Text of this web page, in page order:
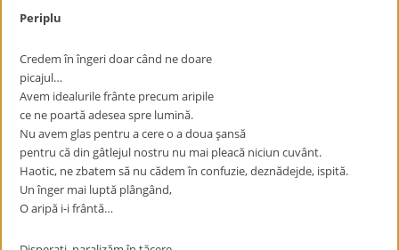
Periplu
Credem în îngeri doar când ne doare
picajul…
Avem idealurile frânte precum aripile
ce ne poartă adesea spre lumină.
Nu avem glas pentru a cere o a doua şansă
pentru că din gâtlejul nostru nu mai pleacă niciun cuvânt.
Haotic, ne zbatem să nu cădem în confuzie, deznădejde, ispită.
Un înger mai luptă plângând,
O aripă i-i frântă…